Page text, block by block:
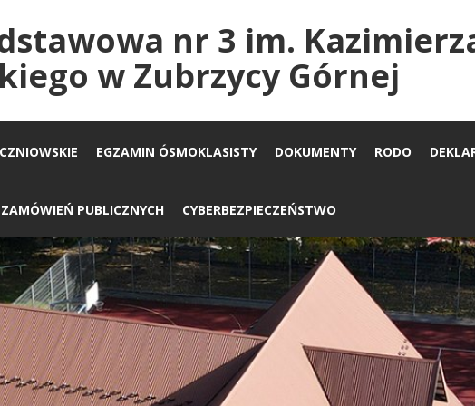
nr 3 im.
w Zubrzycy Górnej
EGZAMIN ÓSMOKLASISTY DOKUMENTY RODO
PUBLICZNYCH CYBERBEZPIECZEŃSTWO